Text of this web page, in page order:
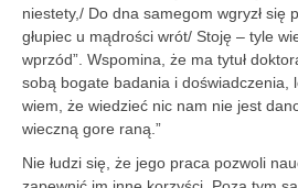
niestety,/ Do dna samegom wgryzł się
głupiec u mądrości wrót/ Stoję – tyle
wprzód”. Wspomina, że ma tytuł
sobą bogate badania i doświadczenia,
wiem, że wiedzieć nic nam nie jest
wieczną gore raną.”
Nie łudzi się, że jego praca pozwoli